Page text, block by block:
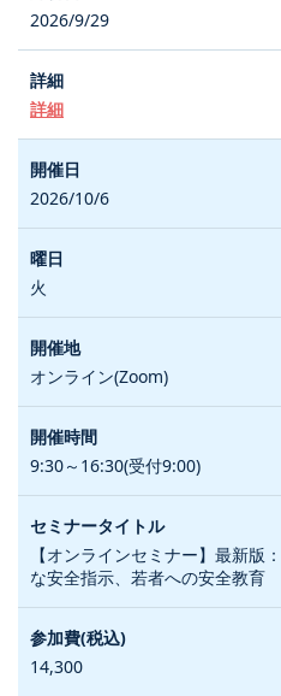
2026/9/29
詳細
2026/10/6
火
オンライン(Zoom)
9:30～16:30(受付9:00)
【オンラインセミナー】最新版
な安全指示、若者への安全教育
14,300